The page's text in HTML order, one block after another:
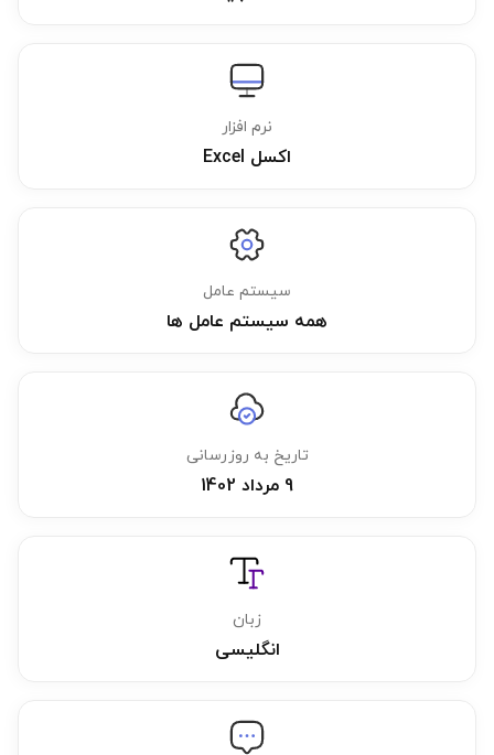
نرم افزار
اکسل Excel
سیستم عامل
همه سیستم عامل ها
تاریخ به روزرسانی
زبان
انگلیسی